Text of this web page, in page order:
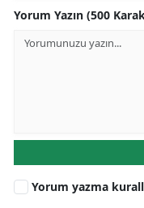
Yorum Yazın (500
Yorum yazma